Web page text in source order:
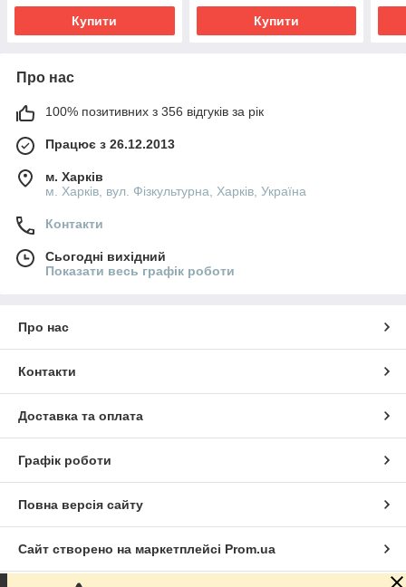
Купити Купити
Про нас
100% позитивних з 356 відгуків за рік
Працює з 26.12.2013
м. Харків
м. Харків, вул. Фізкультурна, Харків, Україна
Контакти
Сьогодні вихідний
Показати весь графік роботи
Про нас
Контакти
Доставка та оплата
Графік роботи
Повна версія сайту
Сайт створено на маркетплейсі Prom.ua